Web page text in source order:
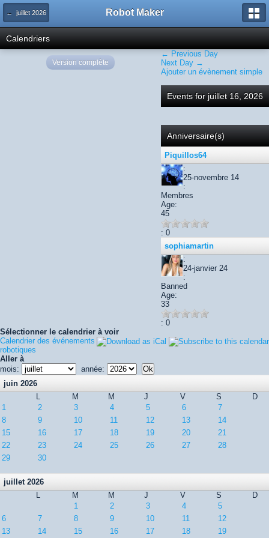
← juillet 2026 Robot Maker
Calendriers
← Previous Day
Next Day →
Ajouter un évènement simple
Events for juillet 16, 2026
Anniversaire(s)
Piquillos64
:
25-novembre 14
:
Membres
Age:
45
: 0
sophiamartin
:
24-janvier 24
:
Banned
Age:
33
: 0
Sélectionner le calendrier à voir
Calendrier des événements
robotiques
Aller à
mois:
année:
juin 2026
L
M M J V S
D
1
2 3 4 5 6
7
8
9 10 11 12 13
14
15
16 17 18 19 20
21
22
23 24 25 26 27
28
29
30
juillet 2026
L
M M J V S
D
1
2 3 4
5
6
7 8 9 10 11
12
13
14 15 16 17 18 19
Version complète